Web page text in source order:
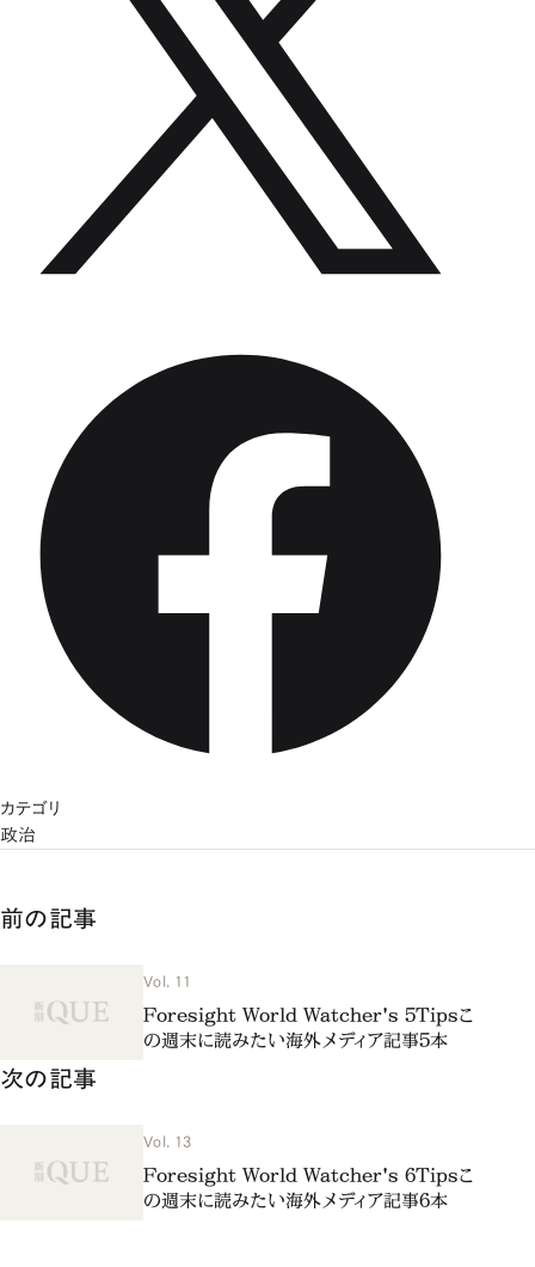
カテゴリ
政治
前の記事
Vol. 11
Foresight World Watcher's 5Tipsこ
の週末に読みたい海外メディア記事5本
次の記事
Vol. 13
Foresight World Watcher's 6Tipsこ
の週末に読みたい海外メディア記事6本